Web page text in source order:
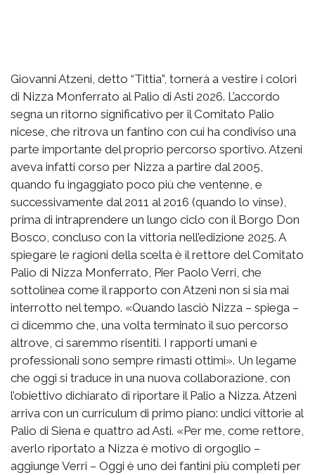
Giovanni Atzeni, detto “Tittia”, tornerà a vestire i colori
di Nizza Monferrato al Palio di Asti 2026. L’accordo
segna un ritorno significativo per il Comitato Palio
nicese, che ritrova un fantino con cui ha condiviso una
parte importante del proprio percorso sportivo. Atzeni
aveva infatti corso per Nizza a partire dal 2005,
quando fu ingaggiato poco più che ventenne, e
successivamente dal 2011 al 2016 (quando lo vinse),
prima di intraprendere un lungo ciclo con il Borgo Don
Bosco, concluso con la vittoria nell’edizione 2025. A
spiegare le ragioni della scelta è il rettore del Comitato
Palio di Nizza Monferrato, Pier Paolo Verri, che
sottolinea come il rapporto con Atzeni non si sia mai
interrotto nel tempo. «Quando lasciò Nizza – spiega –
ci dicemmo che, una volta terminato il suo percorso
altrove, ci saremmo risentiti. I rapporti umani e
professionali sono sempre rimasti ottimi». Un legame
che oggi si traduce in una nuova collaborazione, con
l’obiettivo dichiarato di riportare il Palio a Nizza. Atzeni
arriva con un curriculum di primo piano: undici vittorie al
Palio di Siena e quattro ad Asti. «Per me, come rettore,
averlo riportato a Nizza è motivo di orgoglio –
aggiunge Verri – Oggi è uno dei fantini più completi per